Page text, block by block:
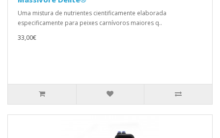
Uma mistura de nutrientes cientificamente elaborada
especificamente para peixes carnívoros maiores q..
33,00€